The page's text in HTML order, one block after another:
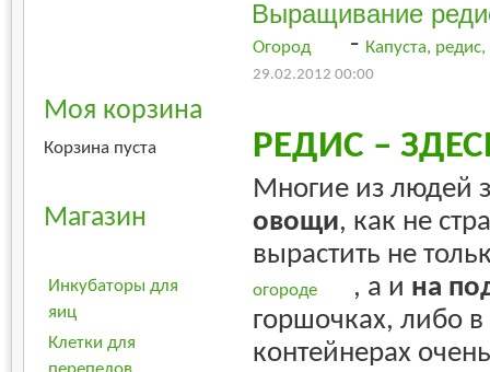
Моя корзина
Корзина пуста
Магазин
Инкубаторы для
яиц
Клетки для
Выращивание
Огород - Капуста,
29.02.2012 00:00
РЕДИС –
Многие из людей
овощи, как не
вырастить не
огороде , а и на
горшочках, либо
контейнерах